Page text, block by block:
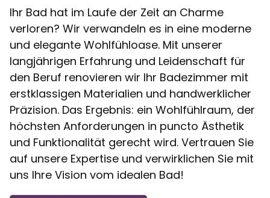
Ihr Bad hat im Laufe der Zeit an Charme
verloren? Wir verwandeln es in eine moderne
und elegante Wohlfühloase. Mit unserer
langjährigen Erfahrung und Leidenschaft für
den Beruf renovieren wir Ihr Badezimmer mit
erstklassigen Materialien und handwerklicher
Präzision. Das Ergebnis: ein Wohlfühlraum, der
höchsten Anforderungen in puncto Ästhetik
und Funktionalität gerecht wird. Vertrauen Sie
auf unsere Expertise und verwirklichen Sie mit
uns Ihre Vision vom idealen Bad!